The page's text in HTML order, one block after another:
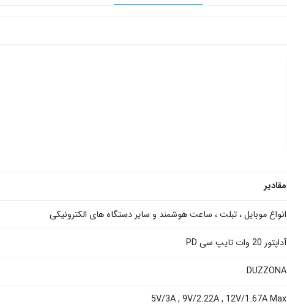
مقادیر
انواع موبایل ، تبلت ، ساعت هوشمند و سایر دستگاه های الکترونیکی
آداپتور 20 وات تایپ سی PD
DUZZONA
5V/3A , 9V/2.22A , 12V/1.67A Max